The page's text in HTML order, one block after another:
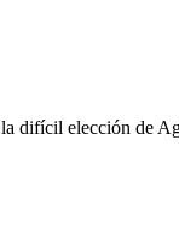
difícil elección de